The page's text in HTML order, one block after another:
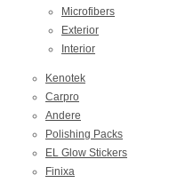
Microfibers
Exterior
Interior
Kenotek
Carpro
Andere
Polishing Packs
EL Glow Stickers
Finixa